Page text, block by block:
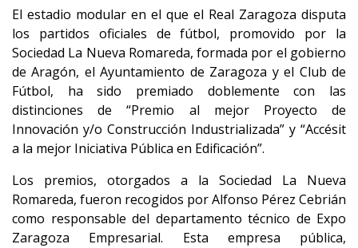
El estadio modular en el que el Real Zaragoza disputa
los partidos oficiales de fútbol, promovido por la
Sociedad La Nueva Romareda, formada por el gobierno
de Aragón, el Ayuntamiento de Zaragoza y el Club de
Fútbol, ha sido premiado doblemente con las
distinciones de “Premio al mejor Proyecto de
Innovación y/o Construcción Industrializada” y “Accésit
a la mejor Iniciativa Pública en Edificación”.
Los premios, otorgados a la Sociedad La Nueva
Romareda, fueron recogidos por Alfonso Pérez Cebrián
como responsable del departamento técnico de Expo
Zaragoza Empresarial. Esta empresa pública,